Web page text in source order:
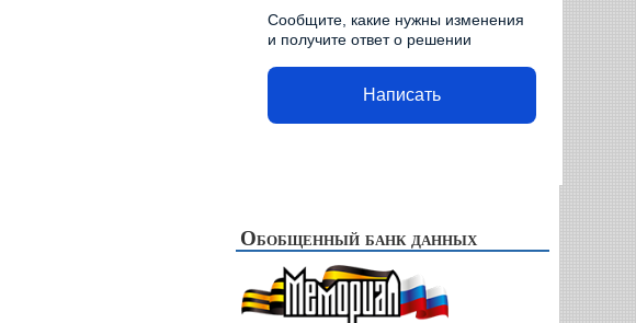
Сообщите, какие нужны изменения
и получите ответ о решении
Написать
Обобщенный банк данных